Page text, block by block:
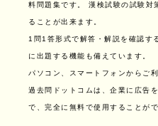
料問題集です。 漢検試験の試験対
ることが出来ます。
1問1答形式で解答・解説を確認す
に出題する機能も備えています。
パソコン、スマートフォンからご
過去問ドットコムは、企業に広告
で、完全に無料で使用することがで